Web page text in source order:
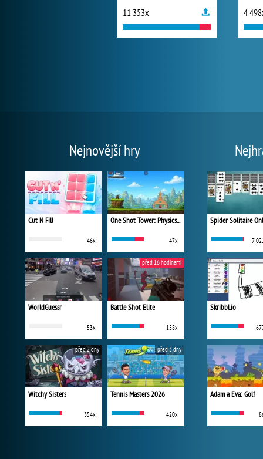
11 353x 4
Nejnovější hry
Cut N Fill
46x
One Shot Tower: Physics Destroyer
47x
WorldGuessr
53x
Battle Shot Elite
158x
před 16 hodinami
Witchy Sisters
354x
před 2 dny
Tennis Masters 2026
420x
před 3 dny
Spider Solitaire
7
Skribbl.io
Adam a Eva: Golf